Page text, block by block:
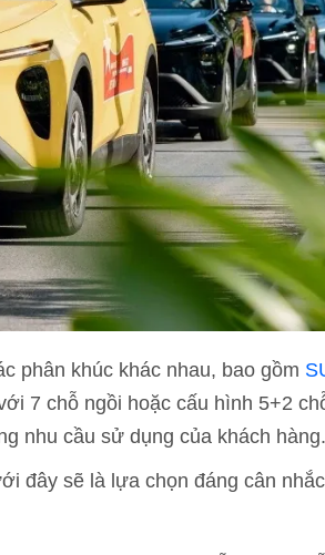
phân khúc khác nhau, bao gồm
7 chỗ ngồi hoặc cấu hình 5+2
nhu cầu sử dụng của khách hàng.
đây sẽ là lựa chọn đáng cân